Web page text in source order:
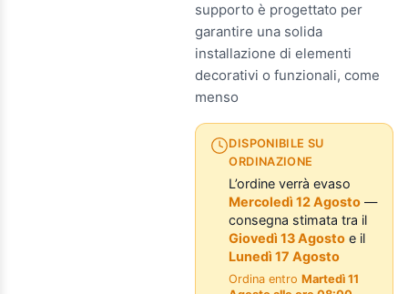
supporto è progettato per
garantire una solida
installazione di elementi
decorativi o funzionali, come
menso
DISPONIBILE SU
ORDINAZIONE
L’ordine verrà evaso
Mercoledì 12 Agosto —
consegna stimata tra il
Giovedì 13 Agosto e il
Lunedì 17 Agosto
Ordina entroMartedì 11